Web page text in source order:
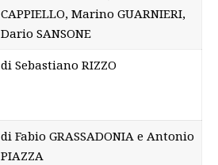
CAPPIELLO, Marino GUARNIERI,
Dario SANSONE
di Sebastiano RIZZO
di Fabio GRASSADONIA e Antonio
PIAZZA